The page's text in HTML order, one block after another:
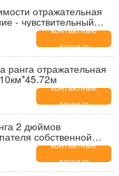
отражательная
- чувствительный
контактные
данные
ранга отражательная
контактные
данные
2 дюймов
собственной
ткани
контактные
данные